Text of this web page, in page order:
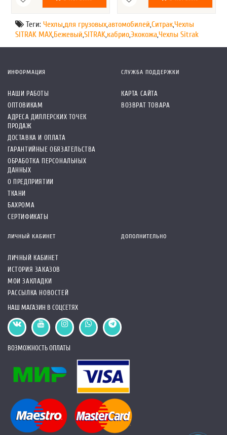
Теги: Чехлы,для грузовых,автомобилей,Ситрак,Чехлы
SITRAK MAX,Бежевый,SITRAK,кабрио,Экокожа,Чехлы Sitrak
ИНФОРМАЦИЯ
НАШИ РАБОТЫ
ОПТОВИКАМ
АДРЕСА ДИЛЛЕРСКИХ ТОЧЕК
ПРОДАЖ
ДОСТАВКА И ОПЛАТА
ГАРАНТИЙНЫЕ ОБЯЗАТЕЛЬСТВА
ОБРАБОТКА ПЕРСОНАЛЬНЫХ
ДАННЫХ
О ПРЕДПРИЯТИИ
ТКАНИ
БАХРОМА
СЕРТИФИКАТЫ
СЛУЖБА ПОДДЕРЖКИ
КАРТА САЙТА
ВОЗВРАТ ТОВАРА
ЛИЧНЫЙ КАБИНЕТ
ЛИЧНЫЙ КАБИНЕТ
ИСТОРИЯ ЗАКАЗОВ
МОИ ЗАКЛАДКИ
РАССЫЛКА НОВОСТЕЙ
ДОПОЛНИТЕЛЬНО
НАШ МАГАЗИН В СОЦСЕТЯХ
ВОЗМОЖНОСТЬ ОПЛАТЫ